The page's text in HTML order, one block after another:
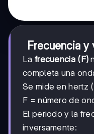
Frecuencia
La frecuencia (F)
completa una
Se mide en hertz
F = número de
El periodo y la
inversamente: